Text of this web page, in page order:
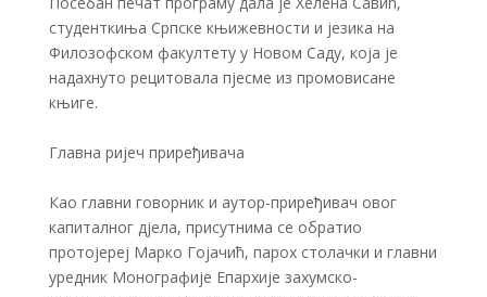
студенткиња Српске књижевности и језика на
Филозофском факултету у Новом Саду, која је
надахнуто рецитовала пјесме из промовисане
књиге.
​Главна ријеч приређивача
Као главни говорник и аутор-приређивач овог
капиталног дјела, присутнима се обратио
протојереј Марко Гојачић, парох столачки и главни
уредник Монографије Епархије захумско-